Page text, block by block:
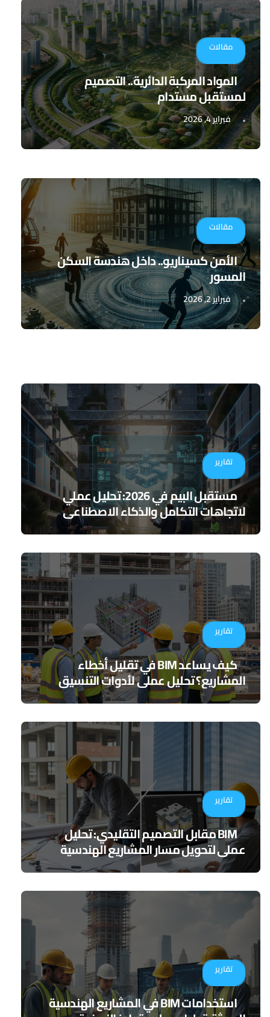
مقالات
المواد المركبة الدائرية.. التصميم
لمستقبل مستدام
فبراير 4, 2026
مقالات
الأمن كسيناريو.. داخل هندسة السكن
المسور
فبراير 2, 2026
تقارير
مستقبل البيم في 2026: تحليل عملي
لاتجاهات التكامل والذكاء الاصطناعي
تقارير
كيف يساعد BIM في تقليل أخطاء
المشاريع؟ تحليل عملي لأدوات التنسيق
الرقمي
تقارير
BIM مقابل التصميم التقليدي: تحليل
عملي لتحويل مسار المشاريع الهندسية
تقارير
استخدامات BIM في المشاريع الهندسية